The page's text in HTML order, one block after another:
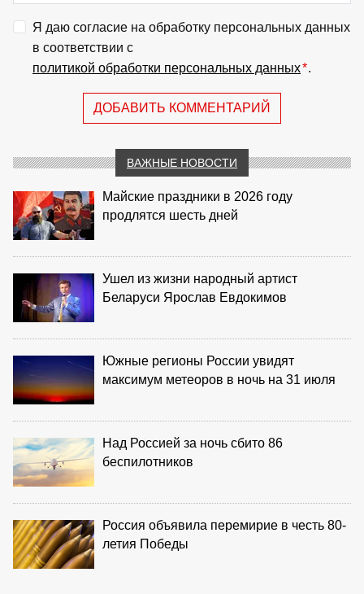
Я даю согласие на обработку персональных данных
в соответствии с
политикой обработки персональных данных*.
ДОБАВИТЬ КОММЕНТАРИЙ
ВАЖНЫЕ НОВОСТИ
Майские праздники в 2026 году
продлятся шесть дней
Ушел из жизни народный артист
Беларуси Ярослав Евдокимов
Южные регионы России увидят
максимум метеоров в ночь на 31 июля
Над Россией за ночь сбито 86
беспилотников
Россия объявила перемирие в честь 80-
летия Победы